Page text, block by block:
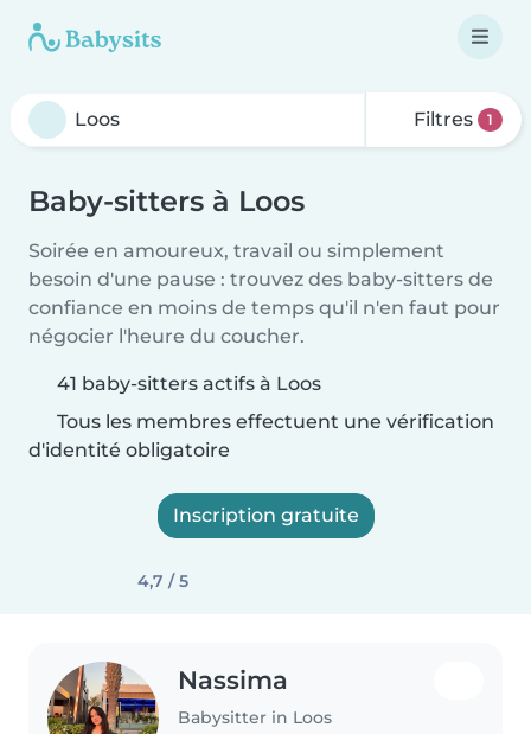
Filtres 1
Baby-sitters à Loos
Soirée en amoureux, travail ou simplement
besoin d'une pause : trouvez des baby-sitters de
confiance en moins de temps qu'il n'en faut pour
négocier l'heure du coucher.
41 baby-sitters actifs à Loos
Tous les membres effectuent une vérification
d'identité obligatoire
Inscription gratuite
4,7 / 5
Nassima
Babysitter in Loos